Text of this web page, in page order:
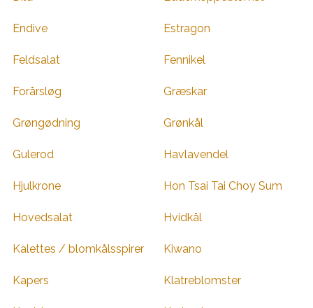
Endive Estragon
Feldsalat Fennikel
Forårsløg Græskar
Grøngødning Grønkål
Gulerod Havlavendel
Hjulkrone Hon Tsai Tai Choy Sum
Hovedsalat Hvidkål
Kalettes / blomkålsspirer Kiwano
Kapers Klatreblomster